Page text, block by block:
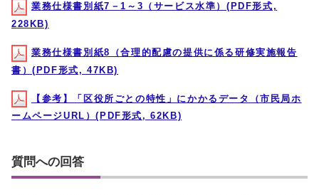
業務仕様書別紙7－1～3（サービス水準）(PDF形式,
228KB)
業務仕様書別紙8（合理的配慮の提供に係る研修実施報告
書）(PDF形式, 47KB)
【参考】「区役所ごとの特性」にかかるデータ（市民局ホ
ームページURL）(PDF形式, 62KB)
質問への回答